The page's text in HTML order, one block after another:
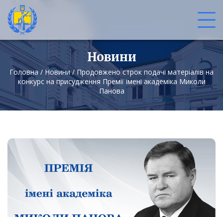
Новини
Головна / Новини/Продовжено строк подачі матеріалів на
конкурс на присудження Премії імені академіка Миколи
Панова